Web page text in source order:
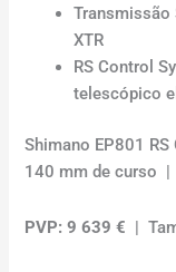
Transmissão
XTR
RS Control
telescópico
Shimano EP801
140 mm de curso |
PVP: 9 639 € |